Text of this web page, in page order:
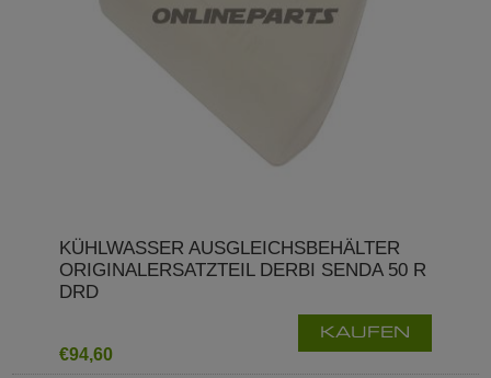
KÜHLWASSER AUSGLEICHSBEHÄLTER
ORIGINALERSATZTEIL DERBI SENDA 50 R
DRD
€94,60
KAUFEN